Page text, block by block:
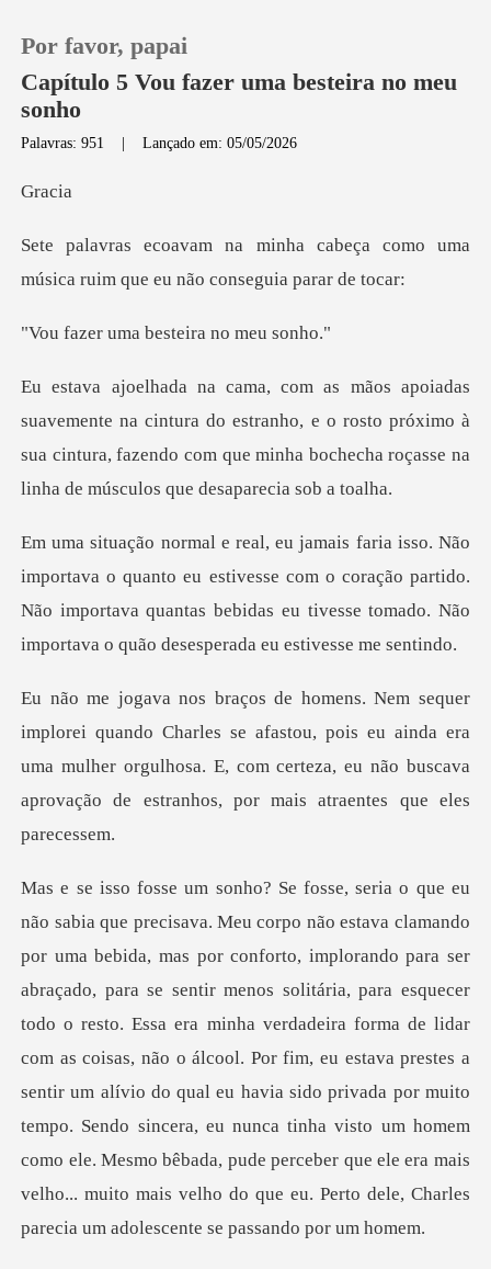
Histórico
Baixar App
Por favor, papai
Capítulo 5 Vou fazer uma besteira no meu
sonho
Palavras: 951 |Lançado em: 05/05/2026
ac
cabeça como uma
música ruim que
ma besteira
ra do estranho, e o rosto próximo à
sua cintura, fazendo com que minh
to eu estivesse com o coração partido.
Não importava quantas bebidas eu t
se afastou, pois eu ainda era
uma mulher orgulhosa. E, com certeza, eu n
ria, para esquecer
todo o resto. Essa era minha verdadeira forma de lidar
com as coisas, não o álcool. Por fim, eu estava prestes a
sentir um alívio do qual eu havia sido privada por muito
tempo. Sendo